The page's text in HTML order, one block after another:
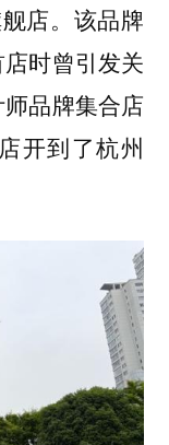
店。该品牌
时曾引发关
品牌集合店
开到了杭州